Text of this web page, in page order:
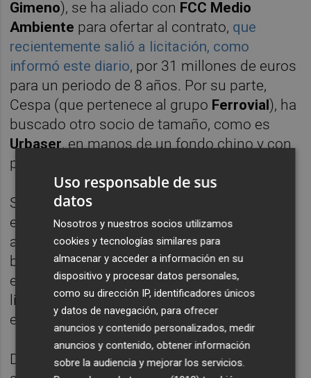
Gimeno), se ha aliado con FCC Medio
Ambiente para ofertar al contrato, que
recientemente salió a licitación, como
informó este diario, por 31 millones de euros
para un periodo de 8 años. Por su parte,
Cespa (que pertenece al grupo Ferrovial), ha
buscado otro socio de tamaño, como es
Urbaser, en manos de un fondo chino y con
presencia en más de 20 países.
Se da la circunstancia de que cualquiera de
estas cuatro empresas pueden prestar
ambos servicios, tanto el de recogida de
basuras (que además incluye la gestión del
ecoparque en el nuevo contrato) como el de
limpieza viaria, pero han decidido concursar
en alianza.
De momento no se conocen más aspectos
Uso responsable de sus
datos
Nosotros y nuestros socios utilizamos
cookies y tecnologías similares para
almacenar y acceder a información en su
dispositivo y procesar datos personales,
como su dirección IP, identificadores únicos
y datos de navegación, para ofrecer
anuncios y contenido personalizados, medir
anuncios y contenido, obtener información
sobre la audiencia y mejorar los servicios.